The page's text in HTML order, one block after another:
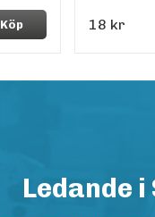
Köp 18 kr
Ledande